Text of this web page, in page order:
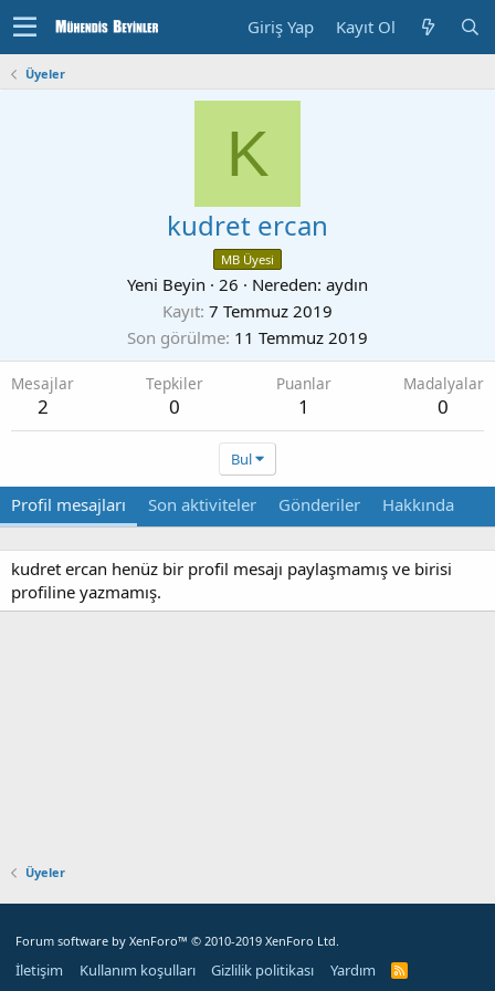
Giriş Yap Kayıt Ol
Üyeler
K
kudret ercan
MB Üyesi
Yeni Beyin · 26 · Nereden: aydın
Kayıt 7 Temmuz 2019
Son görülme 11 Temmuz 2019
Mesajlar
2
Tepkiler
0
Puanlar
1
Madalyalar
0
Bul
Profil mesajları Son aktiviteler Gönderiler Hakkında
kudret ercan henüz bir profil mesajı paylaşmamış ve birisi
profiline yazmamış.
Üyeler
Forum software by XenForo™ © 2010-2019 XenForo Ltd.
İletişim Kullanım koşulları Gizlilik politikası Yardım
R